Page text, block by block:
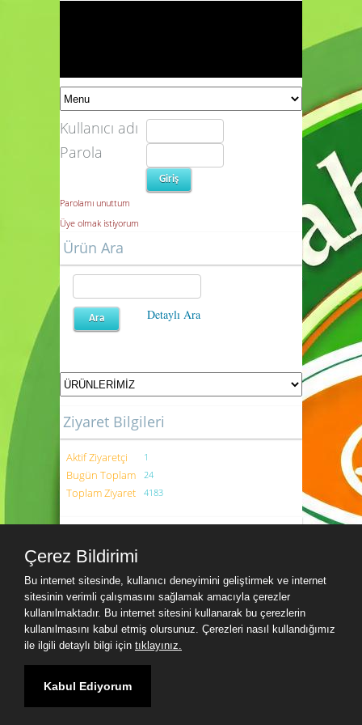
Kullanıcı adı
Parola
Parolamı unuttum
Üye olmak istiyorum
Ürün Ara
Detaylı Ara
Ziyaret Bilgileri
Aktif Ziyaretçi 1
Bugün Toplam 24
Toplam Ziyaret 4183
Çerez Bildirimi
Bu internet sitesinde, kullanıcı deneyimini geliştirmek ve internet
sitesinin verimli çalışmasını sağlamak amacıyla çerezler
kullanılmaktadır. Bu internet sitesini kullanarak bu çerezlerin
kullanılmasını kabul etmiş olursunuz. Çerezleri nasıl kullandığımız
ile ilgili detaylı bilgi için tıklayınız.
Kabul Ediyorum